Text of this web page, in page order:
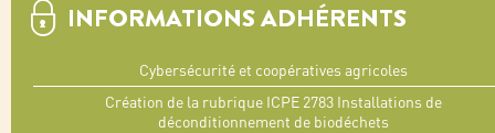
INFORMATIONS ADHÉRENTS
Cybersécurité et coopératives agricoles
Création de la rubrique ICPE 2783 Installations de
déconditionnement de biodéchets